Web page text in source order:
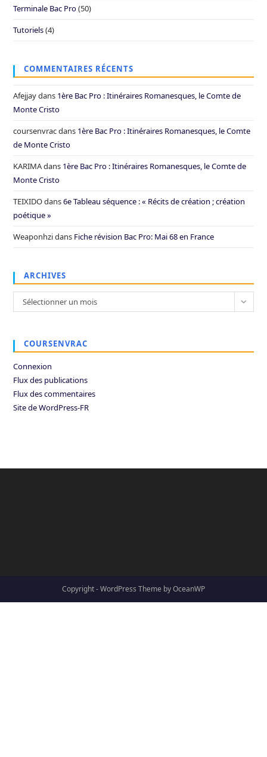
Terminale Bac Pro(50)
Tutoriels(4)
COMMENTAIRES RÉCENTS
Afejjaydans 1ère Bac Pro : Itinéraires Romanesques, le Comte de
Monte Cristo
coursenvracdans 1ère Bac Pro : Itinéraires Romanesques, le Comte
de Monte Cristo
KARIMAdans 1ère Bac Pro : Itinéraires Romanesques, le Comte de
Monte Cristo
TEIXIDOdans6e Tableau séquence : « Récits de création ; création
poétique »
Weaponhzidans Fiche révision Bac Pro: Mai 68 en France
ARCHIVES
Archives
Sélectionner un mois
COURSENVRAC
Connexion
Flux des publications
Flux des commentaires
Site de WordPress-FR
Copyright - WordPress Theme by OceanWP